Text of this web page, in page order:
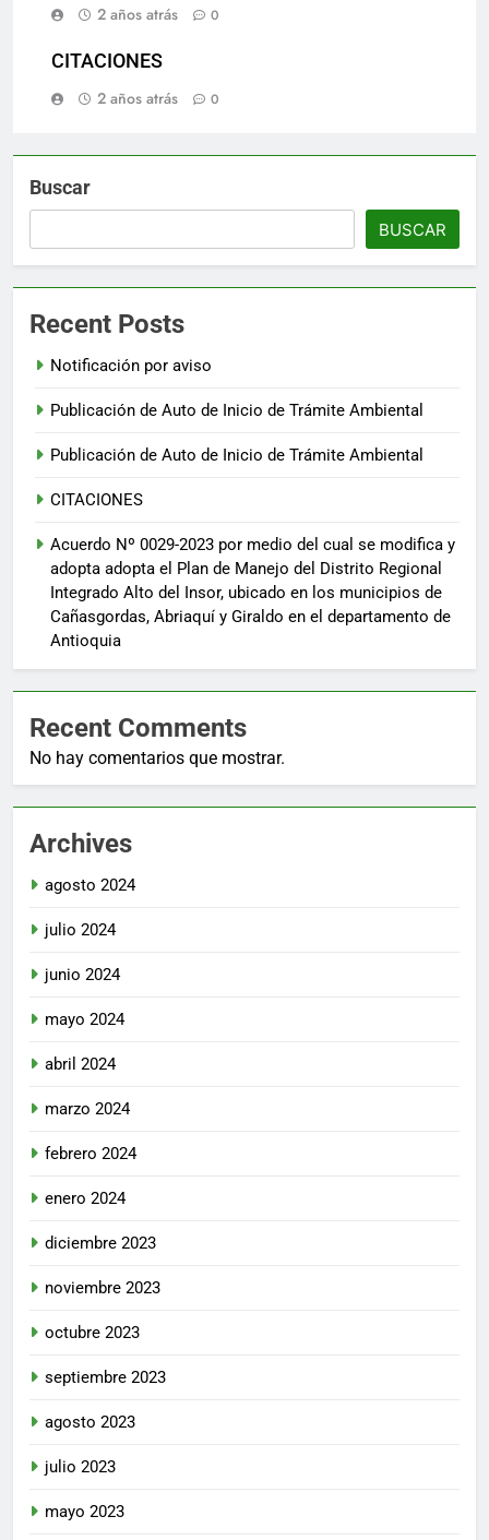
2 años atrás 0
CITACIONES
2 años atrás
0
Buscar
BUSCAR
Recent Posts
Notificación por aviso
Publicación de Auto de Inicio de Trámite Ambiental
Publicación de Auto de Inicio de Trámite Ambiental
CITACIONES
Acuerdo Nº 0029-2023 por medio del cual se modifica y
adopta adopta el Plan de Manejo del Distrito Regional
Integrado Alto del Insor, ubicado en los municipios de
Cañasgordas, Abriaquí y Giraldo en el departamento de
Antioquia
Recent Comments
No hay comentarios que mostrar.
Archives
agosto 2024
julio 2024
junio 2024
mayo 2024
abril 2024
marzo 2024
febrero 2024
enero 2024
diciembre 2023
noviembre 2023
octubre 2023
septiembre 2023
agosto 2023
julio 2023
mayo 2023